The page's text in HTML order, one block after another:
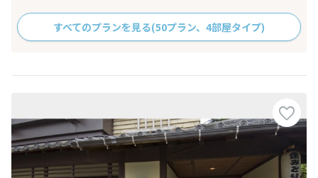
すべてのプランを見る(50プラン、4部屋タイプ)